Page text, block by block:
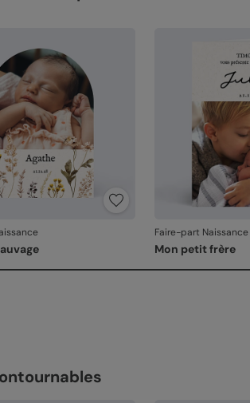
Faire-part Naissance
Mon petit frère